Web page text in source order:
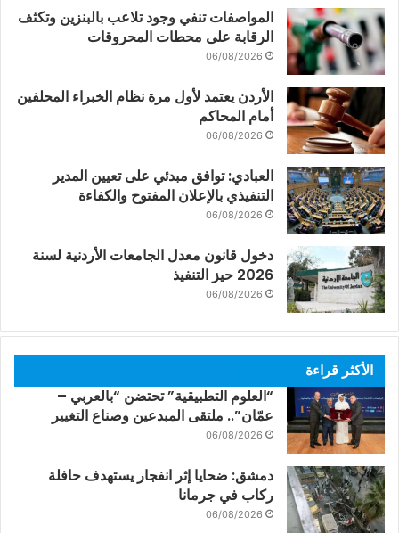
المواصفات تنفي وجود تلاعب بالبنزين وتكثف
الرقابة على محطات المحروقات
06/08/2026
الأردن يعتمد لأول مرة نظام الخبراء المحلفين
أمام المحاكم
06/08/2026
العبادي: توافق مبدئي على تعيين المدير
التنفيذي بالإعلان المفتوح والكفاءة
06/08/2026
دخول قانون معدل الجامعات الأردنية لسنة
2026 حيز التنفيذ
06/08/2026
الأكثر قراءة
“العلوم التطبيقية” تحتضن “بالعربي –
عمّان”.. ملتقى المبدعين وصناع التغيير
06/08/2026
دمشق: ضحايا إثر انفجار يستهدف حافلة
ركاب في جرمانا
06/08/2026